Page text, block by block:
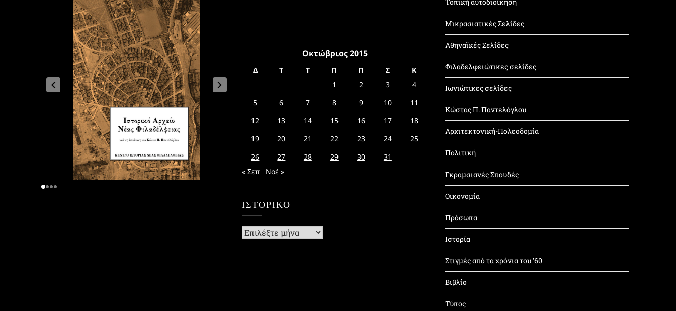
Οκτώβριος 2015
Δ Τ Τ Π Π Σ
Κ
1
2 3
4
5
6 7 8 9 10
11
12
13 14 15 16 17
18
19
20 21 22 23 24
25
26
27 28 29 30
31
« Σεπ
Νοέ »
ΙΣΤΟΡΙΚΌ
Ιστορικό
Τοπική αυτοδιοίκηση
Μικρασιατικές Σελίδες
Αθηναϊκές Σελίδες
Φιλαδελφειώτικες σελίδες
Ιωνιώτικες σελίδες
Κώστας Π. Παντελόγλου
Αρχιτεκτονική-Πολεοδομία
Πολιτική
Γκραμσιανές Σπουδές
Οικονομία
Πρόσωπα
Ιστορία
Στιγμές από τα χρόνια του ’60
Βιβλίο
Τύπος